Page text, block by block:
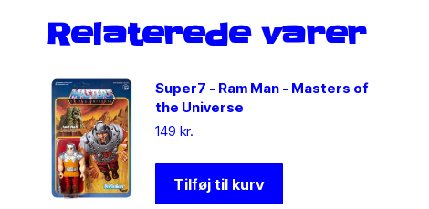
Relaterede varer
Super7 - Ram Man - Masters of
the Universe
149 kr.
Tilføj til kurv